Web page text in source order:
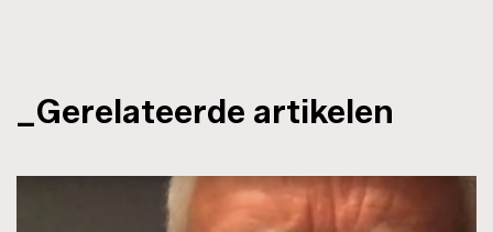
_Gerelateerde artikelen